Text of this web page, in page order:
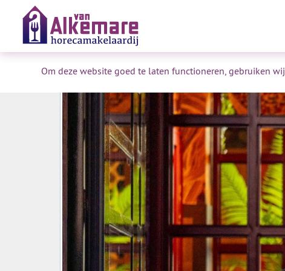
Om deze website goed te laten functioneren, gebruiken wij